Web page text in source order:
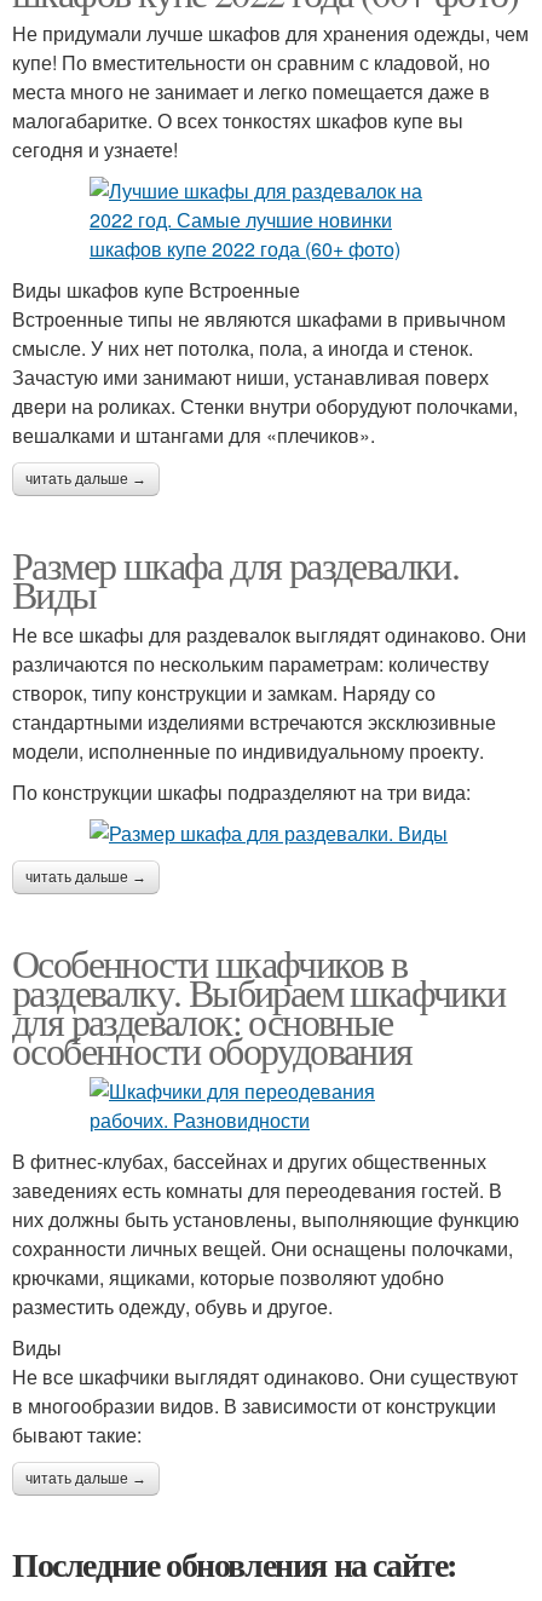
Не придумали лучше шкафов для хранения одежды, чем
купе! По вместительности он сравним с кладовой, но
места много не занимает и легко помещается даже в
малогабаритке. О всех тонкостях шкафов купе вы
сегодня и узнаете!
Виды шкафов купе Встроенные
Встроенные типы не являются шкафами в привычном
смысле. У них нет потолка, пола, а иногда и стенок.
Зачастую ими занимают ниши, устанавливая поверх
двери на роликах. Стенки внутри оборудуют полочками,
вешалками и штангами для «плечиков».
читать дальше →
Размер шкафа для раздевалки.
Виды
Не все шкафы для раздевалок выглядят одинаково. Они
различаются по нескольким параметрам: количеству
створок, типу конструкции и замкам. Наряду со
стандартными изделиями встречаются эксклюзивные
модели, исполненные по индивидуальному проекту.
По конструкции шкафы подразделяют на три вида:
читать дальше →
Особенности шкафчиков в
раздевалку. Выбираем шкафчики
для раздевалок: основные
особенности оборудования
В фитнес-клубах, бассейнах и других общественных
заведениях есть комнаты для переодевания гостей. В
них должны быть установлены, выполняющие функцию
сохранности личных вещей. Они оснащены полочками,
крючками, ящиками, которые позволяют удобно
разместить одежду, обувь и другое.
Виды
Не все шкафчики выглядят одинаково. Они существуют
в многообразии видов. В зависимости от конструкции
бывают такие:
читать дальше →
Последние обновления на сайте: